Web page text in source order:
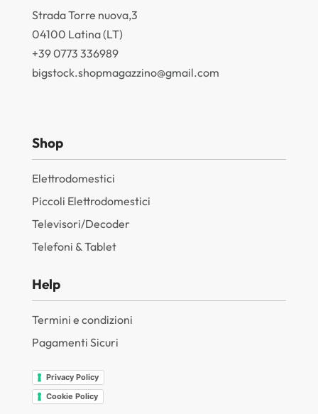
Strada Torre nuova,3
04100 Latina (LT)
+39 0773 336989
bigstock.shopmagazzino@gmail.com
Shop
Elettrodomestici
Piccoli Elettrodomestici
Televisori/Decoder
Telefoni & Tablet
Help
Termini e condizioni
Pagamenti Sicuri
Privacy Policy
Cookie Policy